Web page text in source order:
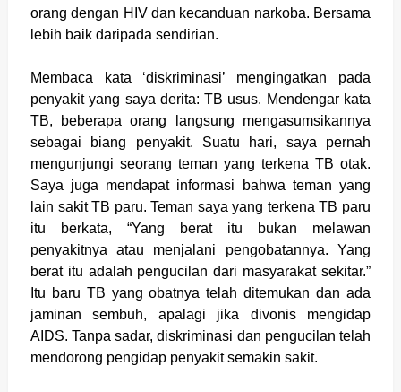
orang dengan HIV dan kecanduan narkoba. Bersama
lebih baik daripada sendirian.
Membaca kata ‘diskriminasi’ mengingatkan pada
penyakit yang saya derita: TB usus. Mendengar kata
TB, beberapa orang langsung mengasumsikannya
sebagai biang penyakit. Suatu hari, saya pernah
mengunjungi seorang teman yang terkena TB otak.
Saya juga mendapat informasi bahwa teman yang
lain sakit TB paru. Teman saya yang terkena TB paru
itu berkata, “Yang berat itu bukan melawan
penyakitnya atau menjalani pengobatannya. Yang
berat itu adalah pengucilan dari masyarakat sekitar.”
Itu baru TB yang obatnya telah ditemukan dan ada
jaminan sembuh, apalagi jika divonis mengidap
AIDS. Tanpa sadar, diskriminasi dan pengucilan telah
mendorong pengidap penyakit semakin sakit.